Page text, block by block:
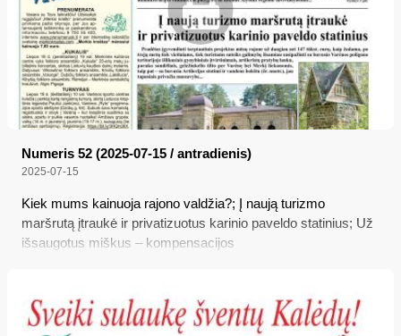
Numeris 52 (2025-07-15 / antradienis)
2025-07-15
Kiek mums kainuoja rajono valdžia?; Į naują turizmo
maršrutą įtraukė ir privatizuotus karinio paveldo statinius; Už
išsaugotus miškus – kompensacijos